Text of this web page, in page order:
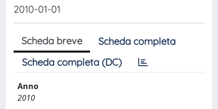
2010-01-01
Scheda breve
Scheda completa
Scheda completa (DC)
Anno
2010